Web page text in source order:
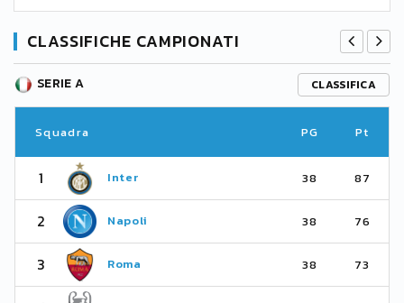
CLASSIFICHE CAMPIONATI
SERIE A CLASSIFICA
Squadra PG Pt
1 Inter 38 87
2 Napoli 38 76
3 Roma 38 73